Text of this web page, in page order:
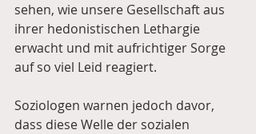
sehen, wie unsere Gesellschaft aus
ihrer hedonistischen Lethargie
erwacht und mit aufrichtiger Sorge
auf so viel Leid reagiert.
Soziologen warnen jedoch davor,
dass diese Welle der sozialen